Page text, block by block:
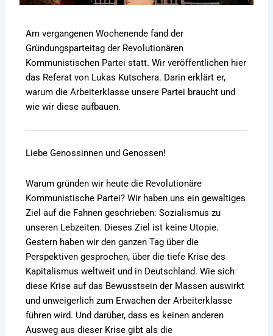
Am vergangenen Wochenende fand der
Gründungsparteitag der Revolutionären
Kommunistischen Partei statt. Wir veröffentlichen hier
das Referat von Lukas Kutschera. Darin erklärt er,
warum die Arbeiterklasse unsere Partei braucht und
wie wir diese aufbauen.
Liebe Genossinnen und Genossen!
Warum gründen wir heute die Revolutionäre
Kommunistische Partei? Wir haben uns ein gewaltiges
Ziel auf die Fahnen geschrieben: Sozialismus zu
unseren Lebzeiten. Dieses Ziel ist keine Utopie.
Gestern haben wir den ganzen Tag über die
Perspektiven gesprochen, über die tiefe Krise des
Kapitalismus weltweit und in Deutschland. Wie sich
diese Krise auf das Bewusstsein der Massen auswirkt
und unweigerlich zum Erwachen der Arbeiterklasse
führen wird. Und darüber, dass es keinen anderen
Ausweg aus dieser Krise gibt als die